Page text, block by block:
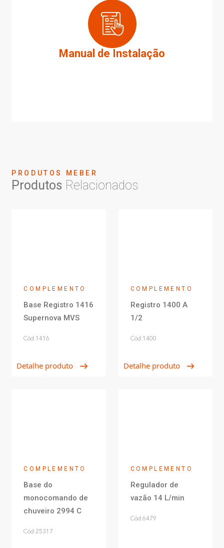
Manual de Instalação
PRODUTOS MEBER
Produtos Relacionados
COMPLEMENTO
Base Registro 1416
Supernova MVS
Cód:1416
Detalhe produto
COMPLEMENTO
Registro 1400 A
1/2
Cód:1400
Detalhe produto
COMPLEMENTO
Base do
monocomando de
chuveiro 2994 C
Cód:25317
COMPLEMENTO
Regulador de
vazão 14 L/min
Cód:6479